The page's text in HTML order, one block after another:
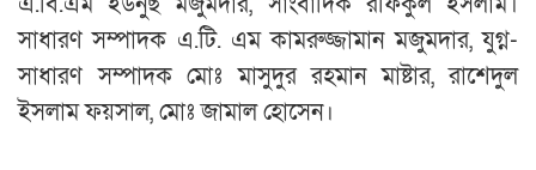
সাধারণ সম্পাদক এ.টি. এম কামরুজ্জামান মজুমদার, যুগ্ন-
সাধারণ সম্পাদক মোঃ মাসুদুর রহমান মাষ্টার, রাশেদুল
ইসলাম ফয়সাল, মোঃ জামাল হোসেন।